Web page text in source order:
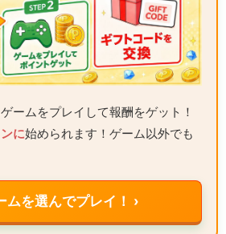
ームをプレイして報酬をゲット！
に始められます！ゲーム以外でも
ムを選んでプレイ！ ›